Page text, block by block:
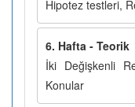
Hipotez testleri,
6. Hafta - Teorik
İki Değişkenli
Konular